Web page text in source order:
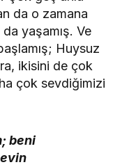
da o zamana
yaşamış. Ve
Huysuz
ikisini de çok
çok sevdiğimizi
beni